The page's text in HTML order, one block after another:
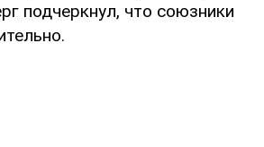
подчеркнул, что союзники